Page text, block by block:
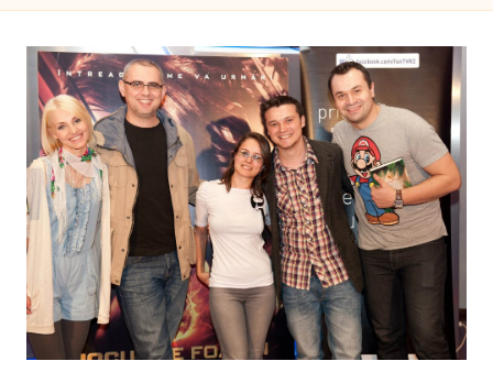
a
C
o
r
n
o
a
c
16